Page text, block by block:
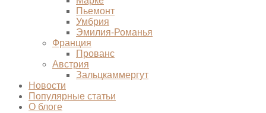
Пьемонт
Умбрия
Эмилия-Романья
Франция
Прованс
Австрия
Зальцкаммергут
Новости
Популярные статьи
О блоге